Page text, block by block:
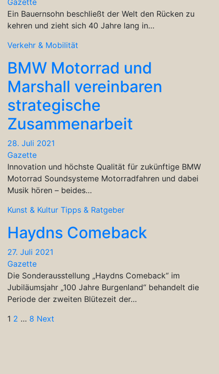
Ein Bauernsohn beschließt der Welt den Rücken zu
kehren und zieht sich 40 Jahre lang in…
Verkehr & Mobilität
BMW Motorrad und
Marshall vereinbaren
strategische
Zusammenarbeit
28. Juli 2021
Gazette
Innovation und höchste Qualität für zukünftige BMW
Motorrad Soundsysteme Motorradfahren und dabei
Musik hören – beides…
Kunst & Kultur Tipps & Ratgeber
Haydns Comeback
27. Juli 2021
Gazette
Die Sonderausstellung „Haydns Comeback“ im
Jubiläumsjahr „100 Jahre Burgenland“ behandelt die
Periode der zweiten Blütezeit der…
Seitennummerierung
1 2 … 8 Next